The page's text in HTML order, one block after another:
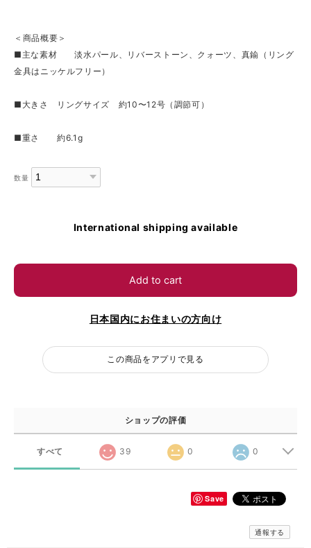
＜商品概要＞
■主な素材 淡水パール、リバーストーン、クォーツ、真鍮（リング
金具はニッケルフリー）
■大きさ リングサイズ 約10〜12号（調節可）
■重さ 約6.1g
数量
International shipping available
Add to cart
日本国内にお住まいの方向け
この商品をアプリで見る
ショップの評価
すべて 39 0 0
Save
通報する